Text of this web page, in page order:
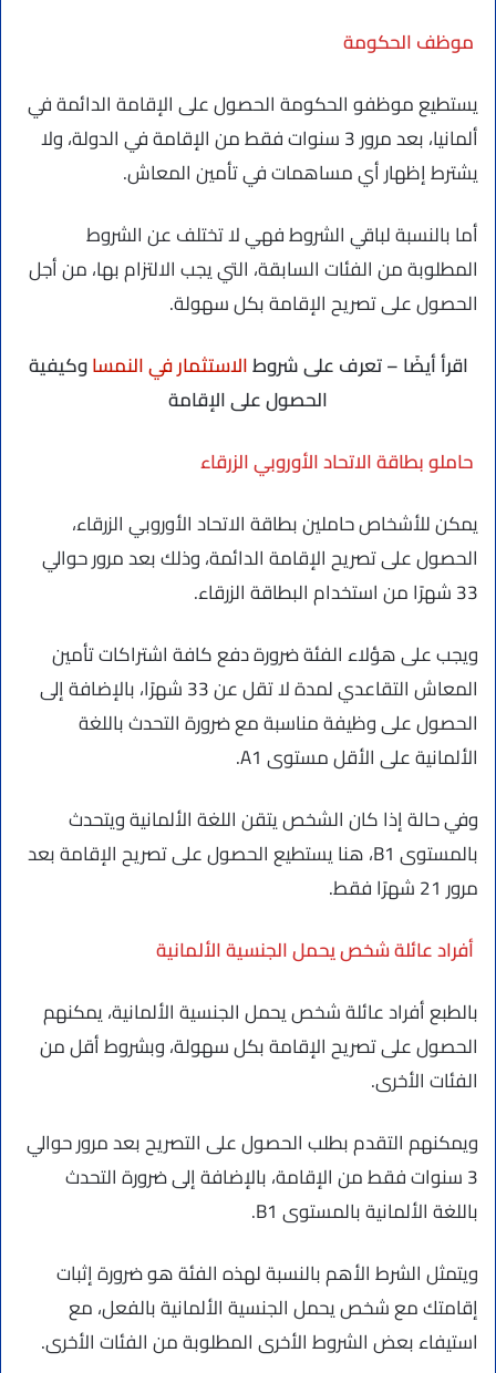
موظف الحكومة
يستطيع موظفو الحكومة الحصول على الإقامة الدائمة في
ألمانيا، بعد مرور 3 سنوات فقط من الإقامة في الدولة، ولا
يشترط إظهار أي مساهمات في تأمين المعاش.
أما بالنسبة لباقي الشروط فهي لا تختلف عن الشروط
المطلوبة من الفئات السابقة، التي يجب الالتزام بها، من أجل
الحصول على تصريح الإقامة بكل سهولة.
اقرأ أيضًا – تعرف على شروطالاستثمار في النمساوكيفية
الحصول على الإقامة
حاملو بطاقة الاتحاد الأوروبي الزرقاء
يمكن للأشخاص حاملين بطاقة الاتحاد الأوروبي الزرقاء،
الحصول على تصريح الإقامة الدائمة، وذلك بعد مرور حوالي
33 شهرًا من استخدام البطاقة الزرقاء.
ويجب على هؤلاء الفئة ضرورة دفع كافة اشتراكات تأمين
المعاش التقاعدي لمدة لا تقل عن 33 شهرًا، بالإضافة إلى
الحصول على وظيفة مناسبة مع ضرورة التحدث باللغة
الألمانية على الأقل مستوى A1.
وفي حالة إذا كان الشخص يتقن اللغة الألمانية ويتحدث
بالمستوى B1، هنا يستطيع الحصول على تصريح الإقامة بعد
مرور 21 شهرًا فقط.
أفراد عائلة شخص يحمل الجنسية الألمانية
بالطبع أفراد عائلة شخص يحمل الجنسية الألمانية، يمكنهم
الحصول على تصريح الإقامة بكل سهولة، وبشروط أقل من
الفئات الأخرى.
ويمكنهم التقدم بطلب الحصول على التصريح بعد مرور حوالي
3 سنوات فقط من الإقامة، بالإضافة إلى ضرورة التحدث
باللغة الألمانية بالمستوى B1.
ويتمثل الشرط الأهم بالنسبة لهذه الفئة هو ضرورة إثبات
إقامتك مع شخص يحمل الجنسية الألمانية بالفعل، مع
استيفاء بعض الشروط الأخرى المطلوبة من الفئات الأخرى.